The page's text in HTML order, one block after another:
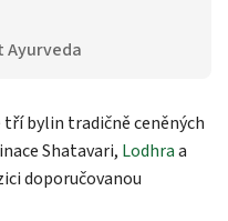
Ayurveda
bylin tradičně ceněných
Shatavari, Lodhraa
doporučovanou